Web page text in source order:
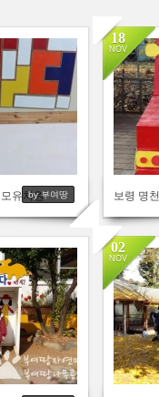
유치원by 부여땅
18
NOV
02
NOV